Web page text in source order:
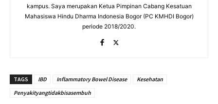
kampus. Saya merupakan Ketua Pimpinan Cabang Kesatuan
Mahasiswa Hindu Dharma Indonesia Bogor (PC KMHDI Bogor)
periode 2018/2020.
TAGS IBD Inflammatory Bowel Disease
Kesehatan
Penyakityangtidakbisasembuh